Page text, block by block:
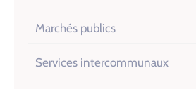
Marchés publics
Services intercommunaux